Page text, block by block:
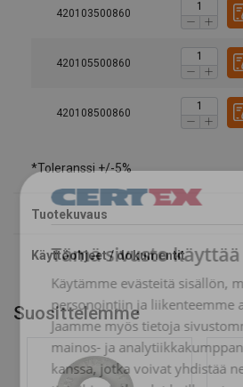
420103500860
420105500860
420108500860
*Toleranssi +/-5%
Suosittelemme
Tämä sivusto
Käytämme evästeitä sisällön,
personointiin ja liikenteemme
Jaamme myös tietoja
mainos- ja
kanssa, jotka voivat yhdistää